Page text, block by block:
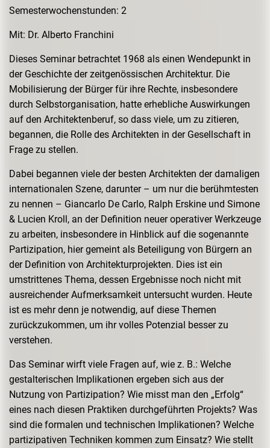
Semesterwochenstunden: 2
Mit: Dr. Alberto Franchini
Dieses Seminar betrachtet 1968 als einen Wendepunkt in
der Geschichte der zeitgenössischen Architektur. Die
Mobilisierung der Bürger für ihre Rechte, insbesondere
durch Selbstorganisation, hatte erhebliche Auswirkungen
auf den Architektenberuf, so dass viele, um zu zitieren,
begannen, die Rolle des Architekten in der Gesellschaft in
Frage zu stellen.
Dabei begannen viele der besten Architekten der damaligen
internationalen Szene, darunter – um nur die berühmtesten
zu nennen – Giancarlo De Carlo, Ralph Erskine und Simone
& Lucien Kroll, an der Definition neuer operativer Werkzeuge
zu arbeiten, insbesondere in Hinblick auf die sogenannte
Partizipation, hier gemeint als Beteiligung von Bürgern an
der Definition von Architekturprojekten. Dies ist ein
umstrittenes Thema, dessen Ergebnisse noch nicht mit
ausreichender Aufmerksamkeit untersucht wurden. Heute
ist es mehr denn je notwendig, auf diese Themen
zurückzukommen, um ihr volles Potenzial besser zu
verstehen.
Das Seminar wirft viele Fragen auf, wie z. B.: Welche
gestalterischen Implikationen ergeben sich aus der
Nutzung von Partizipation? Wie misst man den „Erfolg“
eines nach diesen Praktiken durchgeführten Projekts? Was
sind die formalen und technischen Implikationen? Welche
partizipativen Techniken kommen zum Einsatz? Wie stellt